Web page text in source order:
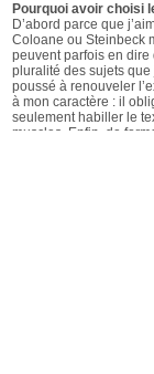
Pourquoi avoir choisi
D’abord parce que
Coloane ou Steinbeck
peuvent parfois en dire
pluralité des sujets
poussé à renouveler
à mon caractère : il
seulement habiller le
muscles. Enfin, de